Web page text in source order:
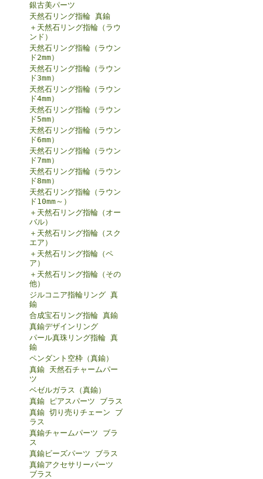
銀古美パーツ
天然石リング指輪 真鍮
＋天然石リング指輪（ラウ
ンド）
天然石リング指輪（ラウン
ド2mm）
天然石リング指輪（ラウン
ド3mm）
天然石リング指輪（ラウン
ド4mm）
天然石リング指輪（ラウン
ド5mm）
天然石リング指輪（ラウン
ド6mm）
天然石リング指輪（ラウン
ド7mm）
天然石リング指輪（ラウン
ド8mm）
天然石リング指輪（ラウン
ド10mm～）
＋天然石リング指輪（オー
バル）
＋天然石リング指輪（スク
エア）
＋天然石リング指輪（ペ
ア）
＋天然石リング指輪（その
他）
ジルコニア指輪リング 真
鍮
合成宝石リング指輪 真鍮
真鍮デザインリング
パール真珠リング指輪 真
鍮
ペンダント空枠（真鍮）
真鍮 天然石チャームパー
ツ
ベゼルガラス（真鍮）
真鍮 ピアスパーツ ブラス
真鍮 切り売りチェーン ブ
ラス
真鍮チャームパーツ ブラ
ス
真鍮ビーズパーツ ブラス
真鍮アクセサリーパーツ
ブラス